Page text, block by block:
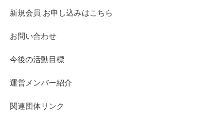
新規会員 お申し込みはこちら
お問い合わせ
今後の活動目標
運営メンバー紹介
関連団体リンク